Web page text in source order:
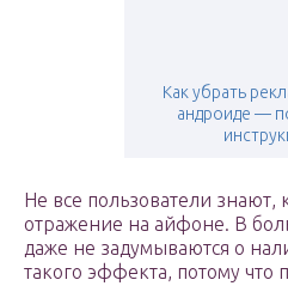
Как убрать
андроиде —
Не все пользователи знают,
отражение на айфоне. В
даже не задумываются о
такого эффекта, потому что